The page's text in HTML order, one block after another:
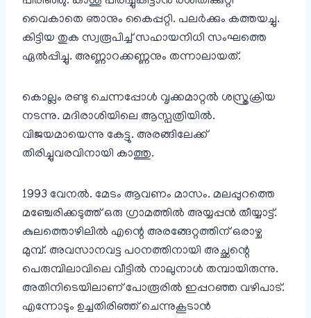
വൈകാതെ ഞാനും കൈപ്പറ്റി. പലർക്കും കത്തയച്ചു.
കിട്ടിയ തുക സ്വരൂപിച്ച് സഹായനിധി സംഘത്തെ
ഏൽപ്പിച്ചു. അണ്ണാറക്കണ്ണനും തന്നാലായത്.
കൊല്ലം രണ്ടു ചെന്നപ്പോൾ വൃക്കമാറ്റൽ ശസ്ത്രക്രിയ
നടന്നു. മദിരാശിയിലെ ആസ്പത്രിയിൽ.
വിജയമായെന്നു കേട്ടു. അരങ്ങിലേക്ക്
തിരിച്ചുവരവിനായി കാത്തു.
1993 വേനൽ. മേടം ആവണം മാസം. മലപ്പുറത്തെ
മഞ്ചേരിക്കടുത്ത് ഒരു ഗ്രാമത്തിൽ അയ്യപ്പൻ തീയ്യാട്ട്.
കുലത്തൊഴിലിൽ എന്റെ അരങ്ങേറ്റത്തിന് ഒരാഴ്ച
മുമ്പ്. അവസാനവട്ട പഠനത്തിനായി അച്ഛന്റെ
പെരുമ്പിലാവിലെ വീട്ടിൽ നാലുനാൾ തമ്പായിരുന്നു.
അതിനിടെയിലാണ് പോരൂരിൽ ഇപ്പറഞ്ഞ വഴിപാട്.
എന്നോടും ഉച്ചതിരിഞ്ഞ് ചെന്നുകൂടാൻ